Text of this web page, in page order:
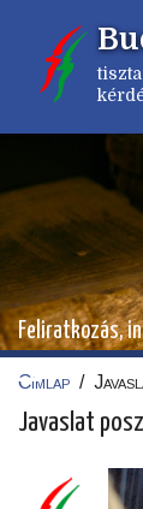
tartalomra
Feliratkozás,
Címlap /
Javaslat